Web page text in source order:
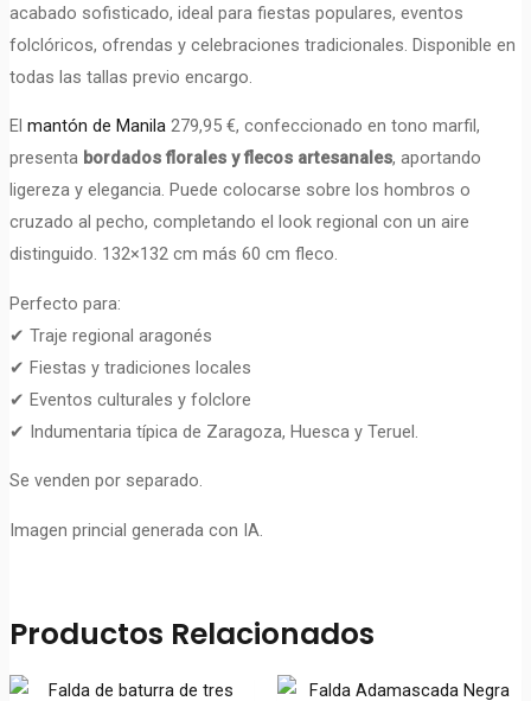
acabado sofisticado, ideal para fiestas populares, eventos
folclóricos, ofrendas y celebraciones tradicionales. Disponible en
todas las tallas previo encargo.
El mantón de Manila279,95 €, confeccionado en tono marfil,
presenta bordados florales y flecos artesanales, aportando
ligereza y elegancia. Puede colocarse sobre los hombros o
cruzado al pecho, completando el look regional con un aire
distinguido. 132×132 cm más 60 cm fleco.
Perfecto para:
✔ Traje regional aragonés
✔ Fiestas y tradiciones locales
✔ Eventos culturales y folclore
✔ Indumentaria típica de Zaragoza, Huesca y Teruel.
Se venden por separado.
Imagen princial generada con IA.
Productos Relacionados